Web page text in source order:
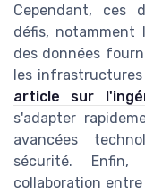
Cependant, ces
défis, notamment
des données
les
article sur
s'adapter
avancées
sécurité.
collaboration